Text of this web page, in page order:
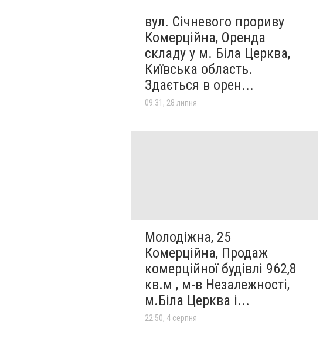
вул. Січневого прориву
Комерційна, Оренда
складу у м. Біла Церква,
Київська область.
Здається в орен...
09:31, 28 липня
Молодіжна, 25
Комерційна, Продаж
комерційної будівлі 962,8
кв.м , м-в Незалежності,
м.Біла Церква і...
22:50, 4 серпня